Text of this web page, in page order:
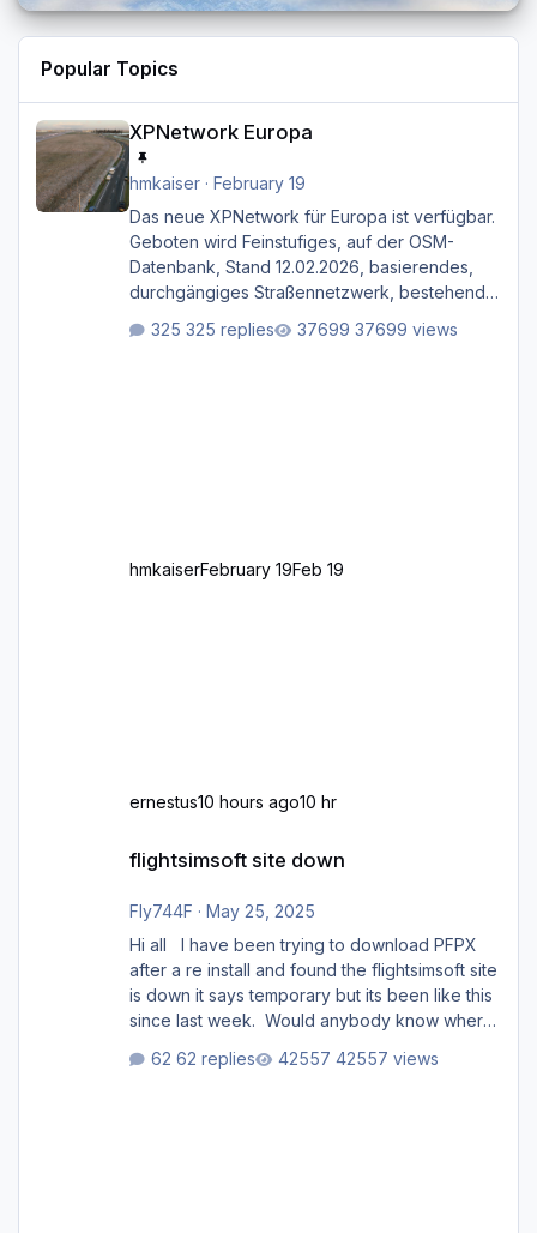
Popular Topics
XPNetwork Europa
hmkaiser· February 19
Das neue XPNetwork für Europa ist verfügbar.
Geboten wird Feinstufiges, auf der OSM-
Datenbank, Stand 12.02.2026, basierendes,
durchgängiges Straßen­netzwerk, bestehend
sekundären, tertiären und sonstigen Straßen,
325 replies 37699 views
hmkaiserFebruary 19Feb 19
ernestus10 hours ago10 hr
flightsimsoft site down
Fly744F · May 25, 2025
Hi all I have been trying to download PFPX
after a re install and found the flightsimsoft site
is down it says temporary but its been like this
since last week. Would anybody know where
support email for them either. thank you
62 replies 42557 views